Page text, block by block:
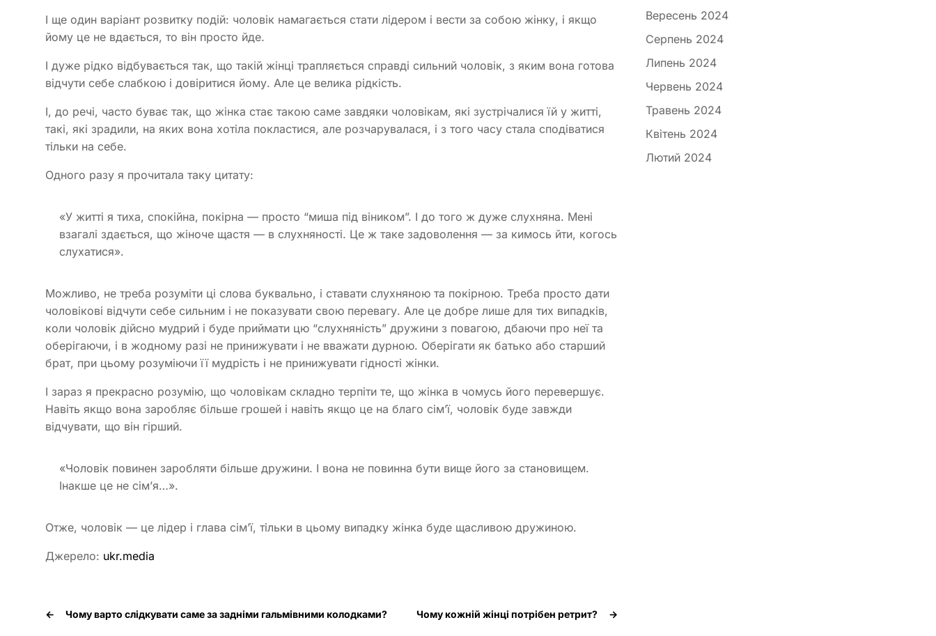
І ще один варіант розвитку подій: чоловік намагається стати лідером і вести за собою жінку, і якщо
йому це не вдається, то він просто йде.
І дуже рідко відбувається так, що такій жінці трапляється справді сильний чоловік, з яким вона готова
відчути себе слабкою і довіритися йому. Але це велика рідкість.
І, до речі, часто буває так, що жінка стає такою саме завдяки чоловікам, які зустрічалися їй у житті,
такі, які зрадили, на яких вона хотіла покластися, але розчарувалася, і з того часу стала сподіватися
тільки на себе.
Одного разу я прочитала таку цитату:
«У житті я тиха, спокійна, покірна — просто “миша під віником”. І до того ж дуже слухняна. Мені
взагалі здається, що жіноче щастя — в слухняності. Це ж таке задоволення — за кимось йти, когось
слухатися».
Можливо, не треба розуміти ці слова буквально, і ставати слухняною та покірною. Треба просто дати
чоловікові відчути себе сильним і не показувати свою перевагу. Але це добре лише для тих випадків,
коли чоловік дійсно мудрий і буде приймати цю “слухняність” дружини з повагою, дбаючи про неї та
оберігаючи, і в жодному разі не принижувати і не вважати дурною. Оберігати як батько або старший
брат, при цьому розуміючи її мудрість і не принижувати гідності жінки.
І зараз я прекрасно розумію, що чоловікам складно терпіти те, що жінка в чомусь його перевершує.
Навіть якщо вона заробляє більше грошей і навіть якщо це на благо сім’ї, чоловік буде завжди
відчувати, що він гірший.
«Чоловік повинен заробляти більше дружини. І вона не повинна бути вище його за становищем.
Інакше це не сім’я…».
Отже, чоловік — це лідер і глава сім’ї, тільки в цьому випадку жінка буде щасливою дружиною.
Джерело: ukr.media
← Чому варто слідкувати саме за задніми гальмівними колодками? →
Чому кожній жінці потрібен ретрит?
Вересень 2024
Серпень 2024
Липень 2024
Червень 2024
Травень 2024
Квітень 2024
Лютий 2024